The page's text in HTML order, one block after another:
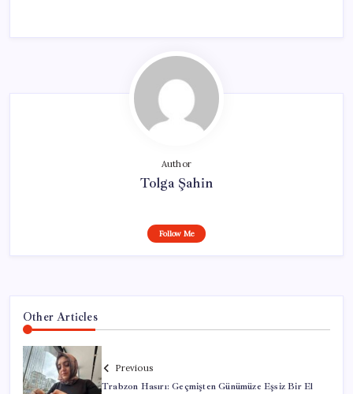
Author
Tolga Şahin
Follow Me
Other Articles
Previous
Trabzon Hasırı: Geçmişten Günümüze Eşsiz Bir El